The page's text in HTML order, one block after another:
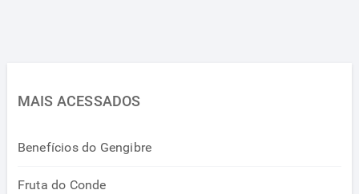
MAIS ACESSADOS
Benefícios do Gengibre
Fruta do Conde